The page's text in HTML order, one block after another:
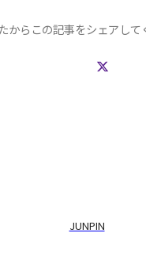
からこの記事をシェアして
JUNPIN